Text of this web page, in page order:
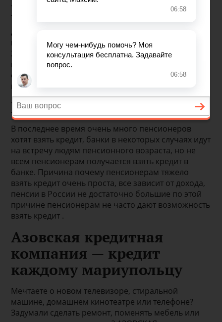
Кредит Мариуполь
Деньги в кредит БЕЗ ВЫХОДНЫХ. Кредитная
программа наличными. Срок выплаты до 5 лет. До
20 тысяч гривен. От 18 до 65 лет. Кредит даём на
месте за 15 минут. Паспорт,код. Деньги на Ваш
отдых,лечение,ремонт и т.д. Без залога.Без
поручителей.
Взять кредит пенсионеру
В последнее время очень много пенсионеров
хотят взять кредит, банки в некоторых случаях идут
на встречу людям пенсионного возраста, но не
всем пенсионерам получается взять кредит в
банке. Причина почему пенсионерам тяжело
взять кредит очень проста, все зависит от дохода,
пенсии в России не достаточно большие по этой
причине пенсионерам не часто дают возможность
взять кредит .
Азовская кредитная
компания — кредит
каждому мариупольцу
Мечтаете о новом телевизоре, стиральной
машине, домашнем кинотеатре или телефоне?
Задумали сделать ремонт, поменять мебель или